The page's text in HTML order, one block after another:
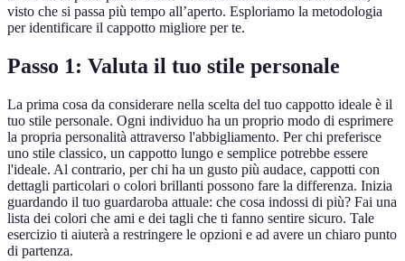
visto che si passa più tempo all’aperto. Esploriamo la metodologia
per identificare il cappotto migliore per te.
Passo 1: Valuta il tuo stile personale
La prima cosa da considerare nella scelta del tuo cappotto ideale è il
tuo stile personale. Ogni individuo ha un proprio modo di esprimere
la propria personalità attraverso l'abbigliamento. Per chi preferisce
uno stile classico, un cappotto lungo e semplice potrebbe essere
l'ideale. Al contrario, per chi ha un gusto più audace, cappotti con
dettagli particolari o colori brillanti possono fare la differenza. Inizia
guardando il tuo guardaroba attuale: che cosa indossi di più? Fai una
lista dei colori che ami e dei tagli che ti fanno sentire sicuro. Tale
esercizio ti aiuterà a restringere le opzioni e ad avere un chiaro punto
di partenza.